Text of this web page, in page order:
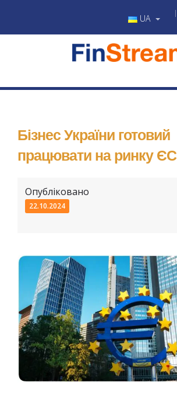
UA
Бізнес України готовий
працювати на ринку ЄС
Опубліковано
22.10.2024